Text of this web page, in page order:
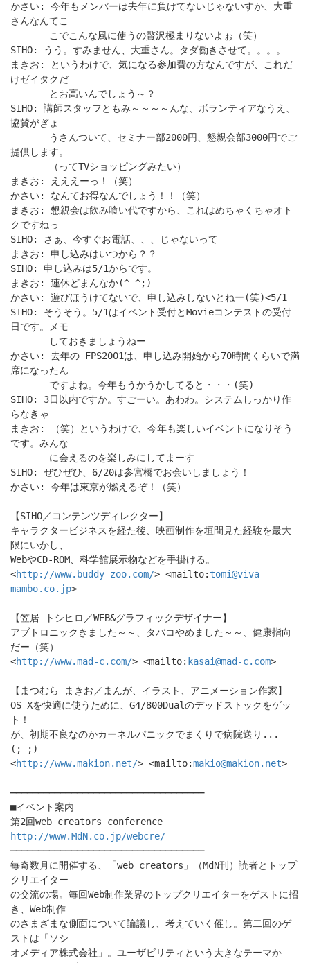
かさい: 今年もメンバーは去年に負けてないじゃないすか、大重
さんなんてこ
こでこんな風に使うの贅沢極まりないよぉ（笑）
SIHO: うう。すみません、大重さん。タダ働きさせて。。。。
まきお: というわけで、気になる参加費の方なんですが、これだ
けゼイタクだ
とお高いんでしょう～？
SIHO: 講師スタッフともみ～～～～んな、ボランティアなうえ、
協賛がぎょ
うさんついて、セミナー部2000円、懇親会部3000円でご
提供します。
（ってTVショッピングみたい）
まきお: えええーっ！（笑）
かさい: なんてお得なんでしょう！！（笑）
まきお: 懇親会は飲み喰い代ですから、これはめちゃくちゃオト
クですねっ
SIHO: さぁ、今すぐお電話、、、じゃないって
まきお: 申し込みはいつから？？
SIHO: 申し込みは5/1からです。
まきお: 連休どまんなか(^_^;)
かさい: 遊びほうけてないで、申し込みしないとねー(笑)<5/1
SIHO: そうそう。5/1はイベント受付とMovieコンテストの受付
日です。メモ
しておきましょうねー
かさい: 去年の FPS2001は、申し込み開始から70時間くらいで満
席になったん
ですよね。今年もうかうかしてると・・・(笑)
SIHO: 3日以内ですか。すごーい。あわわ。システムしっかり作
らなきゃ
まきお: （笑）というわけで、今年も楽しいイベントになりそう
です。みんな
に会えるのを楽しみにしてまーす
SIHO: ぜひぜひ、6/20は参宮橋でお会いしましょう！
かさい: 今年は東京が燃えるぞ！（笑）
【SIHO／コンテンツディレクター】
キャラクタービジネスを経た後、映画制作を垣間見た経験を最大
限にいかし、
WebやCD-ROM、科学館展示物などを手掛ける。
<http://www.buddy-zoo.com/> <mailto: tomi@viva-
mambo.co.jp>
【笠居 トシヒロ／WEB&グラフィックデザイナー】
アブトロニックきました～～、タバコやめました～～、健康指向
だー（笑）
<http://www.mad-c.com/> <mailto: kasai@mad-c.com>
【まつむら まきお／まんが、イラスト、アニメーション作家】
OS Xを快適に使うために、G4/800Dualのデッドストックをゲッ
ト！
が、初期不良なのかカーネルパニックでまくりで病院送り...
(;_;)
<http://www.makion.net/> <mailto:makio@makion.net>
━━━━━━━━━━━━━━━━━━━━━━━━━━━━━━━━━━━
■イベント案内
第2回web creators conference
http://www.MdN.co.jp/webcre/
───────────────────────────────────
毎奇数月に開催する、「web creators」（MdN刊）読者とトップ
クリエイター
の交流の場。毎回Web制作業界のトップクリエイターをゲストに招
き、Web制作
のさまざまな側面について論議し、考えていく催し。第二回のゲ
ストは「ソシ
オメディア株式会社」。ユーザビリティという大きなテーマか